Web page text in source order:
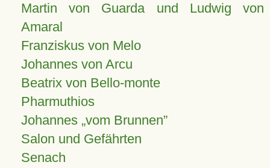
Martin von Guarda und Ludwig von
Amaral
Franziskus von Melo
Johannes von Arcu
Beatrix von Bello-monte
Pharmuthios
Johannes vom Brunnen
Salon und Gefährten
Senach